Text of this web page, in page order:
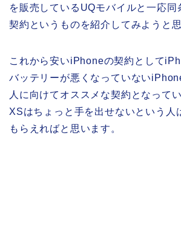
を販売しているUQモバイルと一応
契約というものを紹介してみようと思
これから安いiPhoneの契約として
バッテリーが悪くなっていない
人に向けてオススメな契約となって
XSはちょっと手を出せないという人
もらえればと思います。